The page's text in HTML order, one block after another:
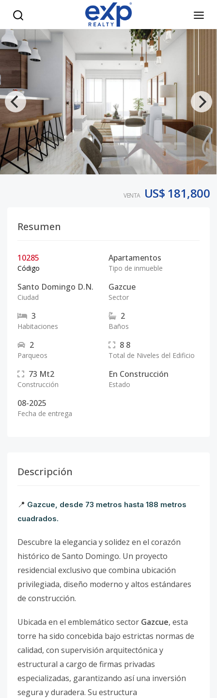
VENTA US$ 181,800
Resumen
10285
Código
Apartamentos
Tipo de inmueble
Santo Domingo D.N.
Ciudad
Gazcue
Sector
3
Habitaciones
2
Baños
2
Parqueos
8 8
Total de Niveles del Edificio
73 Mt2
Construcción
En Construcción
Estado
08-2025
Fecha de entrega
Descripción
📍 Gazcue, desde 73 metros hasta 188 metros
cuadrados.
Descubre la elegancia y solidez en el corazón
histórico de Santo Domingo. Un proyecto
residencial exclusivo que combina ubicación
privilegiada, diseño moderno y altos estándares
de construcción.
Ubicada en el emblemático sector Gazcue, esta
torre ha sido concebida bajo estrictas normas de
calidad, con supervisión arquitectónica y
estructural a cargo de firmas privadas
especializadas, garantizando así una inversión
segura y duradera. Su estructura
Apartamentos de 1, 2 y 3 Habitaciones en Gazcue –